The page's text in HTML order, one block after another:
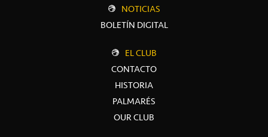
NOTICIAS
BOLETÍN DIGITAL
EL CLUB
CONTACTO
HISTORIA
PALMARÉS
OUR CLUB